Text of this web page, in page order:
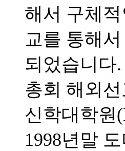
해서 구체
교를 통해
되었습니다
총회 해외
신학대학원
1998년말